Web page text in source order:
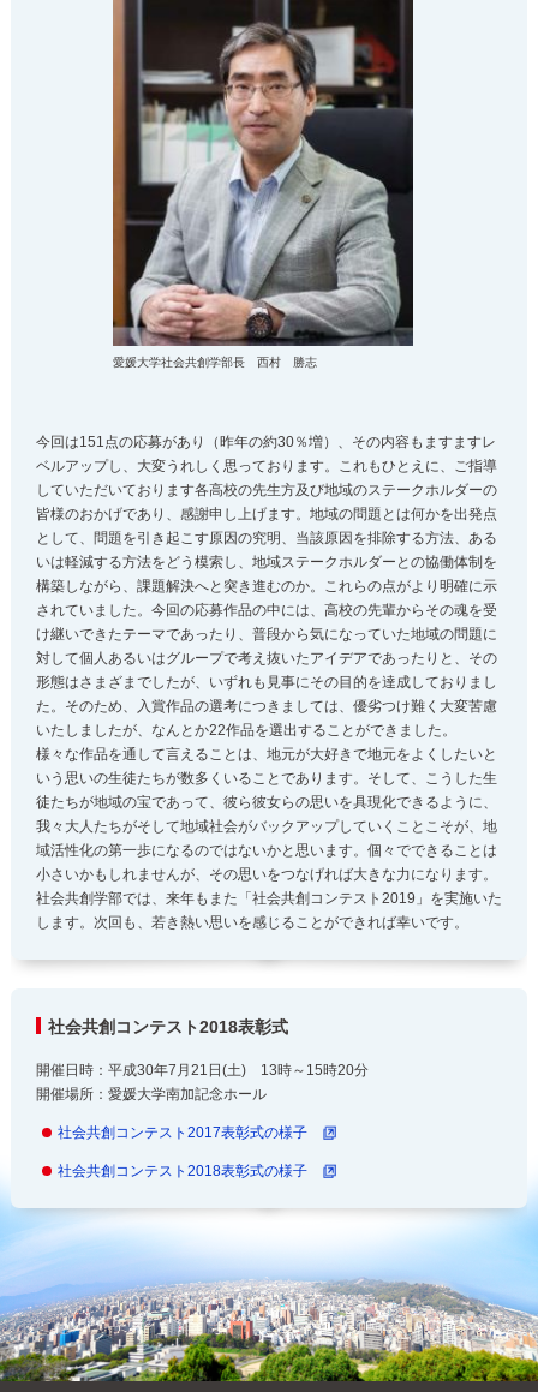
愛媛大学社会共創学部長 西村 勝志
今回は151点の応募があり（昨年の約30％増）、その内容もますますレ
ベルアップし、大変うれしく思っております。これもひとえに、ご指導
していただいております各高校の先生方及び地域のステークホルダーの
皆様のおかげであり、感謝申し上げます。地域の問題とは何かを出発点
として、問題を引き起こす原因の究明、当該原因を排除する方法、ある
いは軽減する方法をどう模索し、地域ステークホルダーとの協働体制を
構築しながら、課題解決へと突き進むのか。これらの点がより明確に示
されていました。今回の応募作品の中には、高校の先輩からその魂を受
け継いできたテーマであったり、普段から気になっていた地域の問題に
対して個人あるいはグループで考え抜いたアイデアであったりと、その
形態はさまざまでしたが、いずれも見事にその目的を達成しておりまし
た。そのため、入賞作品の選考につきましては、優劣つけ難く大変苦慮
いたしましたが、なんとか22作品を選出することができました。
様々な作品を通して言えることは、地元が大好きで地元をよくしたいと
いう思いの生徒たちが数多くいることであります。そして、こうした生
徒たちが地域の宝であって、彼ら彼女らの思いを具現化できるように、
我々大人たちがそして地域社会がバックアップしていくことこそが、地
域活性化の第一歩になるのではないかと思います。個々でできることは
小さいかもしれませんが、その思いをつなげれば大きな力になります。
社会共創学部では、来年もまた「社会共創コンテスト2019」を実施いた
します。次回も、若き熱い思いを感じることができれば幸いです。
社会共創コンテスト2018表彰式
開催日時：平成30年7月21日(土) 13時～15時20分
開催場所：愛媛大学南加記念ホール
社会共創コンテスト2017表彰式の様子
社会共創コンテスト2018表彰式の様子